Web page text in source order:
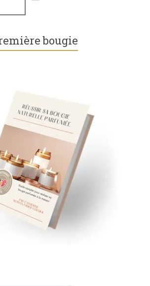
bougie